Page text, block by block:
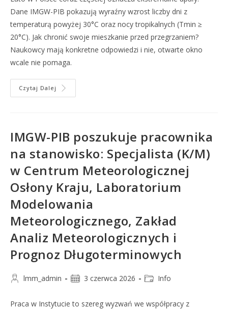
Dane IMGW-PIB pokazują wyraźny wzrost liczby dni z
temperaturą powyżej 30°C oraz nocy tropikalnych (Tmin ≥
20°C). Jak chronić swoje mieszkanie przed przegrzaniem?
Naukowcy mają konkretne odpowiedzi i nie, otwarte okno
wcale nie pomaga.
Czytaj Dalej
IMGW-PIB poszukuje pracownika
na stanowisko: Specjalista (K/M)
w Centrum Meteorologicznej
Osłony Kraju, Laboratorium
Modelowania
Meteorologicznego, Zakład
Analiz Meteorologicznych i
Prognoz Długoterminowych
lmm_admin 3 czerwca 2026 Info
Praca w Instytucie to szereg wyzwań we współpracy z